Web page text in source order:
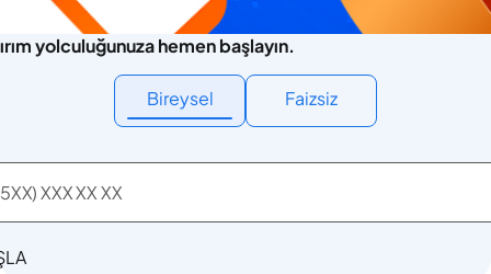
yolculuğunuza hemen başlayın.
Bireysel Faizsiz